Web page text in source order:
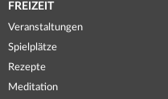
FREIZEIT
Veranstaltungen
Spielplätze
Rezepte
Meditation